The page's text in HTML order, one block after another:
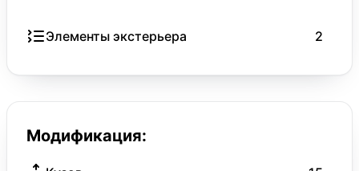
Элементы экстерьера 2
Модификация: